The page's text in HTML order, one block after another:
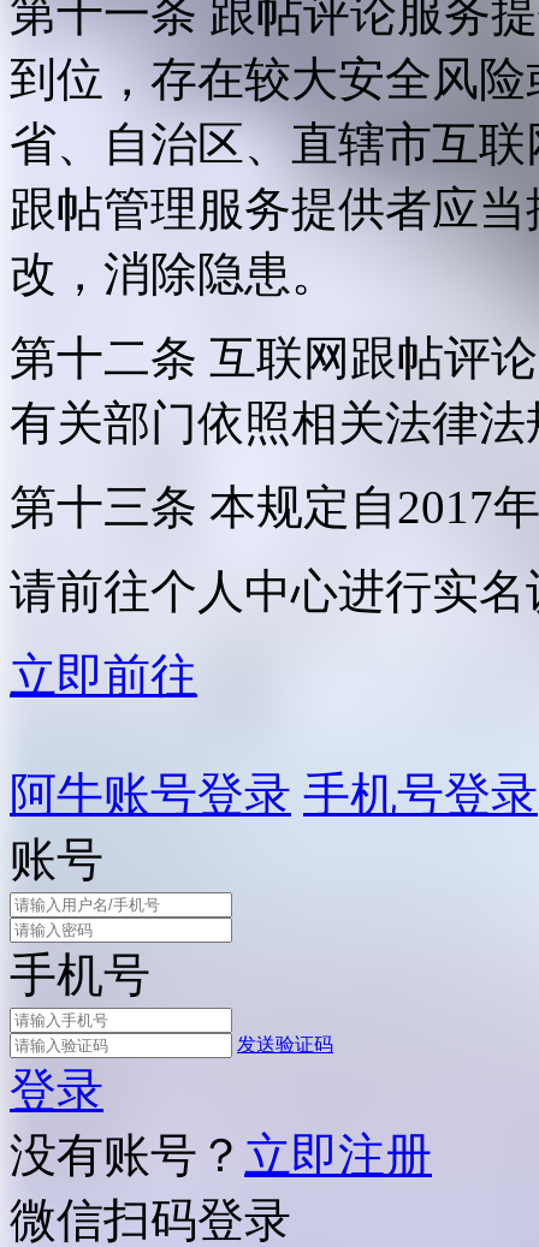
第十一条 跟帖评论服务
到位，存在较大安全风
省、自治区、直辖市互
跟帖管理服务提供者应
改，消除隐患。
第十二条 互联网跟帖评
有关部门依照相关法律
第十三条 本规定自2017
请前往个人中心进行实名
立即前往
阿牛账号登录 手机号登录
账号
手机号
发送验证码
登录
没有账号？ 立即注册
微信扫码登录